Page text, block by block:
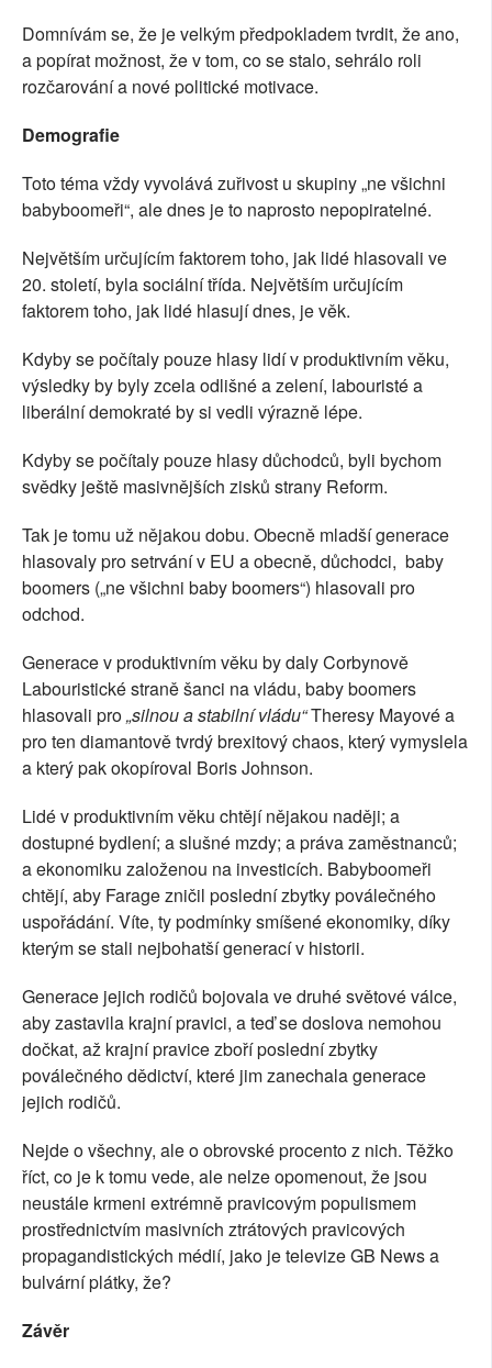
Domnívám se, že je velkým předpokladem tvrdit, že ano,
a popírat možnost, že v tom, co se stalo, sehrálo roli
rozčarování a nové politické motivace.
Demografie
Toto téma vždy vyvolává zuřivost u skupiny „ne všichni
babyboomeři“, ale dnes je to naprosto nepopiratelné.
Největším určujícím faktorem toho, jak lidé hlasovali ve
20. století, byla sociální třída. Největším určujícím
faktorem toho, jak lidé hlasují dnes, je věk.
Kdyby se počítaly pouze hlasy lidí v produktivním věku,
výsledky by byly zcela odlišné a zelení, labouristé a
liberální demokraté by si vedli výrazně lépe.
Kdyby se počítaly pouze hlasy důchodců, byli bychom
svědky ještě masivnějších zisků strany Reform.
Tak je tomu už nějakou dobu. Obecně mladší generace
hlasovaly pro setrvání v EU a obecně, důchodci, baby
boomers („ne všichni baby boomers“) hlasovali pro
odchod.
Generace v produktivním věku by daly Corbynově
Labouristické straně šanci na vládu, baby boomers
hlasovali pro„silnou a stabilní vládu“Theresy Mayové a
pro ten diamantově tvrdý brexitový chaos, který vymyslela
a který pak okopíroval Boris Johnson.
Lidé v produktivním věku chtějí nějakou naději; a
dostupné bydlení; a slušné mzdy; a práva zaměstnanců;
a ekonomiku založenou na investicích. Babyboomeři
chtějí, aby Farage zničil poslední zbytky poválečného
uspořádání. Víte, ty podmínky smíšené ekonomiky, díky
kterým se stali nejbohatší generací v historii.
Generace jejich rodičů bojovala ve druhé světové válce,
aby zastavila krajní pravici, a teď se doslova nemohou
dočkat, až krajní pravice zboří poslední zbytky
poválečného dědictví, které jim zanechala generace
jejich rodičů.
Nejde o všechny, ale o obrovské procento z nich. Těžko
říct, co je k tomu vede, ale nelze opomenout, že jsou
neustále krmeni extrémně pravicovým populismem
prostřednictvím masivních ztrátových pravicových
propagandistických médií, jako je televize GB News a
bulvární plátky, že?
Závěr